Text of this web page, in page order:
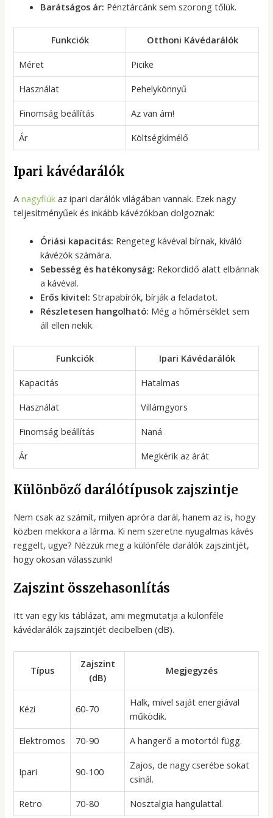
Barátságos ár: Pénztárcánk sem szorong tőlük.
Funkciók
Otthoni Kávédarálók
Méret
Picike
Használat
Pehelykönnyű
Finomság beállítás
Az van ám!
Ár
Költségkímélő
Ipari kávédarálók
Anagyfiúk az ipari darálók világában vannak. Ezek nagy
teljesítményűek és inkább kávézókban dolgoznak:
Óriási kapacitás: Rengeteg kávéval bírnak, kiváló
kávézók számára.
Sebesség és hatékonyság: Rekordidő alatt elbánnak
a kávéval.
Erős kivitel: Strapabírók, bírják a feladatot.
Részletesen hangolható: Még a hőmérséklet sem
áll ellen nekik.
Funkciók
Ipari Kávédarálók
Kapacitás
Hatalmas
Használat
Villámgyors
Finomság beállítás
Naná
Ár
Megkérik az árát
Különböző darálótípusok zajszintje
Nem csak az számít, milyen apróra darál, hanem az is, hogy
közben mekkora a lárma. Ki nem szeretne nyugalmas kávés
reggelt, ugye? Nézzük meg a különféle darálók zajszintjét,
hogy okosan válasszunk!
Zajszint összehasonlítás
Itt van egy kis táblázat, ami megmutatja a különféle
kávédarálók zajszintjét decibelben (dB).
Típus
Zajszint
(dB)
Megjegyzés
Kézi 60-70
Halk, mivel saját energiával
működik.
Elektromos
70-90 A hangerő a motortól függ.
Ipari 90-100
Zajos, de nagy cserébe sokat
csinál.
Retro
70-80 Nosztalgia hangulattal.